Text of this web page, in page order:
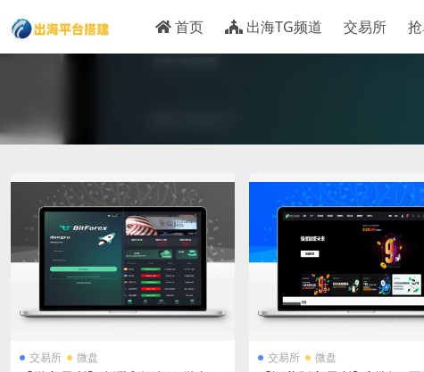
首页 出海TG频道 交易所
交易所 微盘 交易所 微盘